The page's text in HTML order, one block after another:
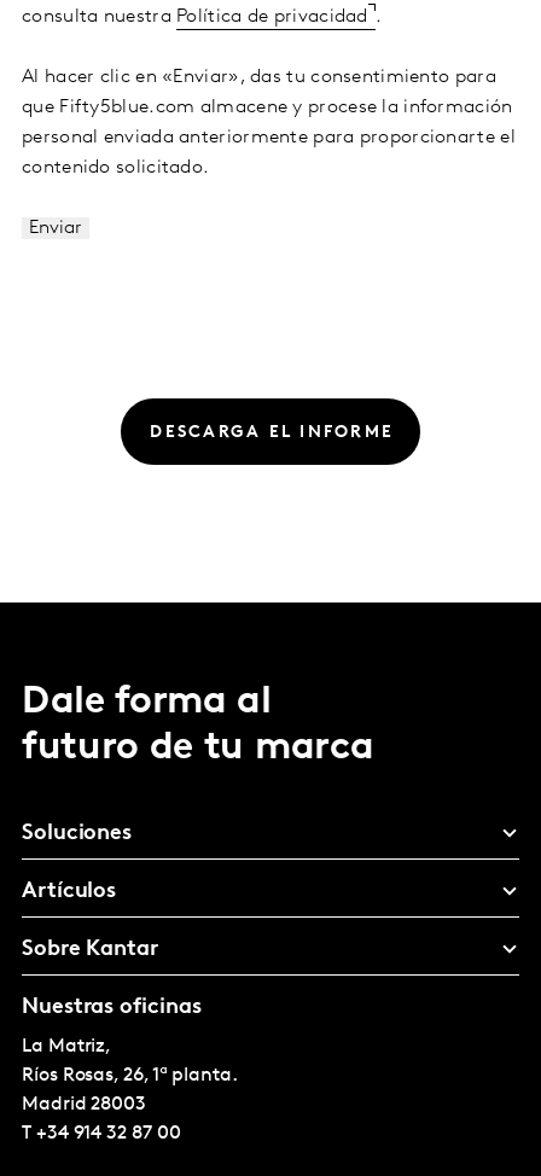
consulta nuestra Política de privacidad .
Al hacer clic en «Enviar», das tu consentimiento para
que Fifty5blue.com almacene y procese la información
personal enviada anteriormente para proporcionarte el
contenido solicitado.
DESCARGA EL INFORME
Dale forma al
futuro de tu marca
Soluciones
Artículos
Sobre Kantar
Nuestras oficinas
La Matriz,
Ríos Rosas, 26, 1ª planta.
Madrid 28003
T +34 914 32 87 00